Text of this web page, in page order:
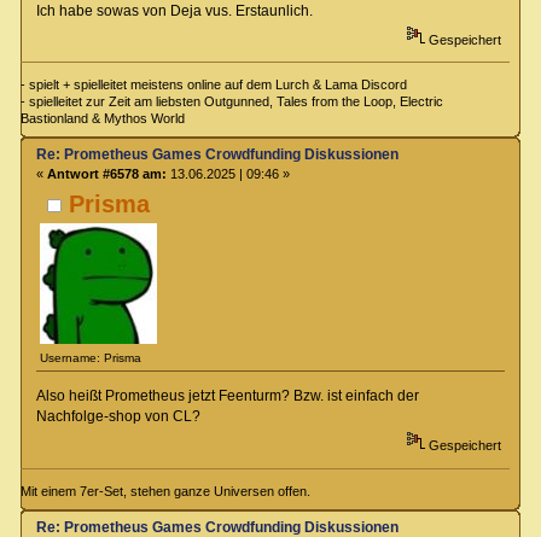
Ich habe sowas von Deja vus. Erstaunlich.
Gespeichert
- spielt + spielleitet meistens online auf dem Lurch & Lama Discord
- spielleitet zur Zeit am liebsten Outgunned, Tales from the Loop, Electric
Bastionland & Mythos World
Prisma
Username: Prisma
Re: Prometheus Games Crowdfunding Diskussionen
« Antwort #6578 am: 13.06.2025 | 09:46 »
Also heißt Prometheus jetzt Feenturm? Bzw. ist einfach der
Nachfolge-shop von CL?
Gespeichert
Mit einem 7er-Set, stehen ganze Universen offen.
Re: Prometheus Games Crowdfunding Diskussionen